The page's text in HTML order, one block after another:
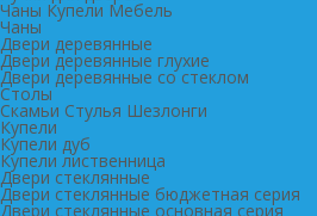
Чаны Купели Мебель
Чаны
Двери деревянные
Двери деревянные глухие
Двери деревянные со стеклом
Столы
Скамьи Стулья Шезлонги
Купели
Купели дуб
Купели лиственница
Двери стеклянные
Двери стеклянные бюджетная серия
Двери стеклянные основная серия